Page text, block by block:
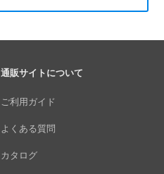
通販サイトについて
ご利用ガイド
よくある質問
カタログ